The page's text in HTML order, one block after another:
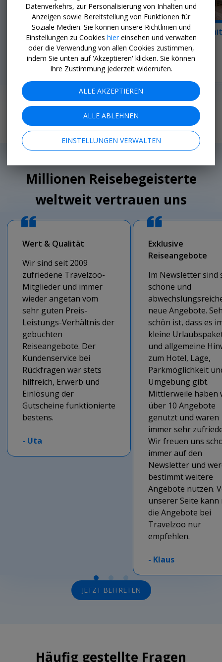
Zwischen Meer &
Bergen
Mallorca
Kanaren & Madeira mit
AIDAcosma inkl. Flug
ATLANTIK
Millionen Reisebegeisterte
weltweit vertrauen uns
Wert & Qualität
Wir sind seit 2009
zufriedene Travelzoo-
Mitglieder und immer
wieder angetan vom
sehr guten Preis-
Leistungs-Verhältnis der
gebuchten
Reiseangebote. Der
Kundenservice bei
Rückfragen war stets
hilfreich, Erwerb und
Einlösung der
Gutscheine funktionierte
bestens.
- Uta
Exklusive
Reiseangebote
Im Newsletter sind
schöne und
neue Angebote.
schön ist, dass es
kleine
und allgemeine
zum Hotel, Lage,
Parkmöglichkeit
Umgebung gibt.
Mittlerweile haben
über 10 Angebote
genutzt und waren
immer sehr
Wir freuen uns
immer auf den
Newsletter und
bestimmt weitere
Angebote nutzen.
unserer Seite kann
die Angebote bei
Travelzoo nur
empfehlen.
- Klaus
JETZT BEITRETEN
Häufig gestellte Fragen
Datenverkehrs, zur Personalisierung von Inhalten und
Anzeigen sowie Bereitstellung von Funktionen für
Soziale Medien. Sie können unsere Richtlinien und
Einstellungen zu Cookies hiereinsehen und verwalten
oder die Verwendung von allen Cookies zustimmen,
indem Sie unten auf 'Akzeptieren' klicken. Sie können
Ihre Zustimmung jederzeit widerrufen.
ALLE AKZEPTIEREN
ALLE ABLEHNEN
EINSTELLUNGEN VERWALTEN